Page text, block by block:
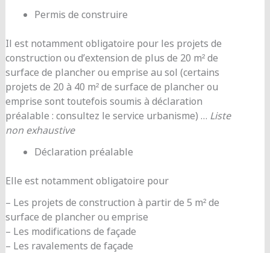
Permis de construire
Il est notamment obligatoire pour les projets de
construction ou d’extension de plus de 20 m² de
surface de plancher ou emprise au sol (certains
projets de 20 à 40 m² de surface de plancher ou
emprise sont toutefois soumis à déclaration
préalable : consultez le service urbanisme) … Liste
non exhaustive
Déclaration préalable
Elle est notamment obligatoire pour
– Les projets de construction à partir de 5 m² de
surface de plancher ou emprise
– Les modifications de façade
– Les ravalements de façade